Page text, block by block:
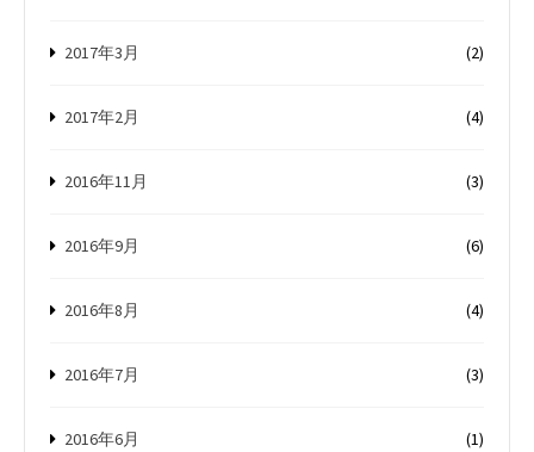
2017年3月 (2)
2017年2月 (4)
2016年11月 (3)
2016年9月 (6)
2016年8月 (4)
2016年7月 (3)
2016年6月 (1)